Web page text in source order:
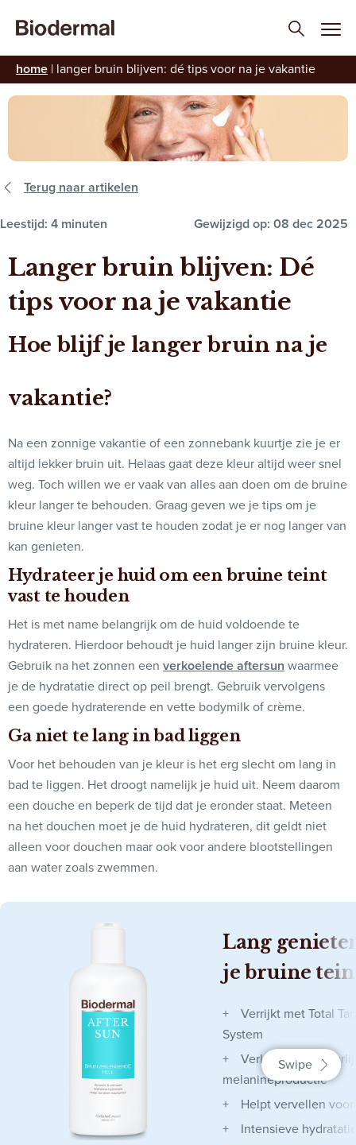
home | langer bruin blijven: dé tips voor na je vakantie
Terug naar artikelen
Leestijd: 4 minuten
Gewijzigd op: 08 dec 2025
Langer bruin blijven: Dé
tips voor na je vakantie
Hoe blijf je langer bruin na je
vakantie?
Na een zonnige vakantie of een zonnebank kuurtje zie je er
altijd lekker bruin uit. Helaas gaat deze kleur altijd weer snel
weg. Toch willen we er vaak van alles aan doen om de bruine
kleur langer te behouden. Graag geven we je tips om je
bruine kleur langer vast te houden zodat je er nog langer van
kan genieten.
Hydrateer je huid om een bruine teint
vast te houden
Het is met name belangrijk om de huid voldoende te
hydrateren. Hierdoor behoudt je huid langer zijn bruine kleur.
Gebruik na het zonnen een verkoelende aftersun waarmee
je de hydratatie direct op peil brengt. Gebruik vervolgens
een goede hydraterende en vette bodymilk of crème.
Ga niet te lang in bad liggen
Voor het behouden van je kleur is het erg slecht om lang in
bad te liggen. Het droogt namelijk je huid uit. Neem daarom
een douche en beperk de tijd dat je eronder staat. Meteen
na het douchen moet je de huid hydrateren, dit geldt niet
alleen voor douchen maar ook voor andere blootstellingen
aan water zoals zwemmen.
Lang
je bruine
Verrijkt met Total
System
Verlengt de
melanineproductie
Helpt vervellen
Intensieve